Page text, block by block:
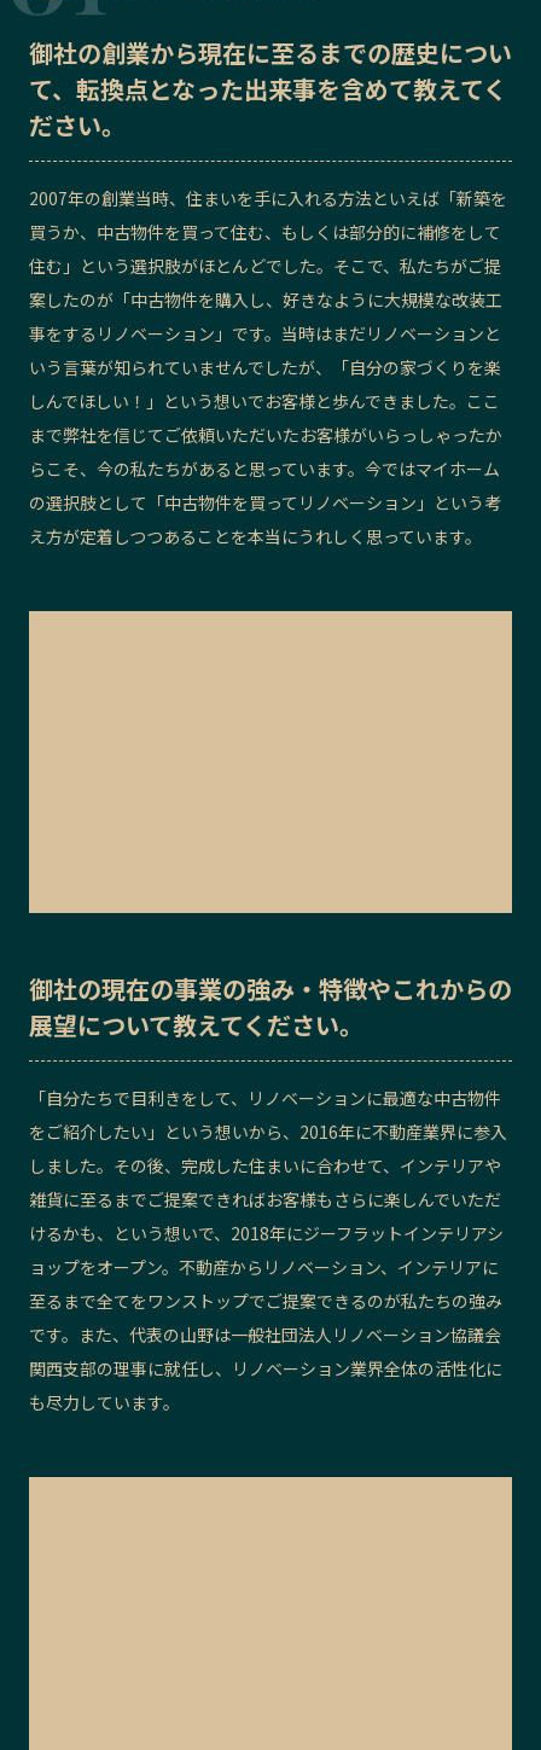
Sporkle
「人」から探す
記事ライター アンバサダー
お問い合わせ 会社概要
御社の創業から現在に至るまでの歴史につい
て、転換点となった出来事を含めて教えてく
ださい。
2007年の創業当時、住まいを手に入れる方法といえば「新築を
買うか、中古物件を買って住む、もしくは部分的に補修をして
住む」という選択肢がほとんどでした。 そこで、私たちがご提
案したのが 「中古物件を購入し、好きなように大規模な改装工
事をするリノベーション」です。当時はまだリノベーションと
いう言葉が知られていませんでしたが、「自分の家づくりを楽
しんでほしい！」という想いでお客様と歩んできました。ここ
まで弊社を信じてご依頼いただいたお客様がいらっしゃったか
らこそ、 今の私たちがあると思っています。今ではマイホーム
の選択肢として「中古物件を買ってリノベーション」という考
え方が定着しつつあることを本当にうれしく思っています。
御社の現在の事業の強み・特徴やこれからの
展望について教えてください。
「自分たちで目利きをして、リノベーションに最適な中古物件
をご紹介したい」 という想いから、2016年に不動産業界に参入
しました。その後、完成した住まいに合わせて、インテリアや
雑貨に至るまでご提案できればお客様もさらに楽しんでいただ
けるかも、という想いで、2018年にジーフラットインテリアシ
ョップをオープン。不動産からリノベーション、インテリアに
至るまで全てをワンストップでご提案できるのが私たちの強み
です。また、代表の山野は一般社団法人 リノベーション協議会
関西支部の理事に就任し、リノベーション業界全体の活性化に
も尽力しています。